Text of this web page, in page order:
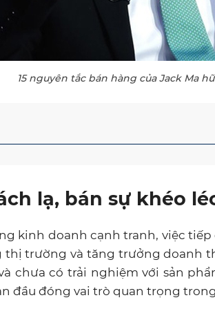
15 nguyên tắc bán hàng của Jack Ma
lạ, bán sự khéo
kinh doanh cạnh tranh, việc
thị trường và tăng trưởng doanh
chưa có trải nghiệm với sản
đầu đóng vai trò quan trọng